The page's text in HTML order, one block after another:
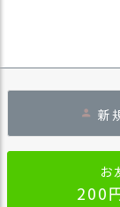
新
お
200